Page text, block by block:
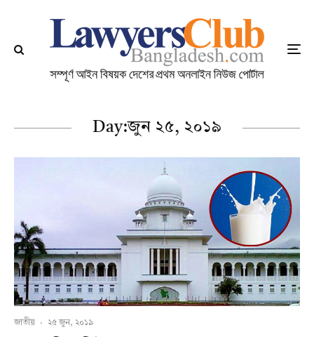
Day:জুন ২৫, ২০১৯
জাতীয় · ২৫ জুন, ২০১৯